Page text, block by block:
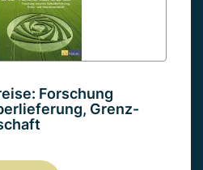
Forschung
Grenz-